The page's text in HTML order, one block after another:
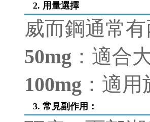
2. 用量選擇
威而鋼通常
50mg ：適合
100mg ：適
3. 常見副作用 ：